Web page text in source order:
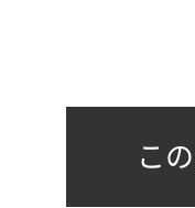
こ